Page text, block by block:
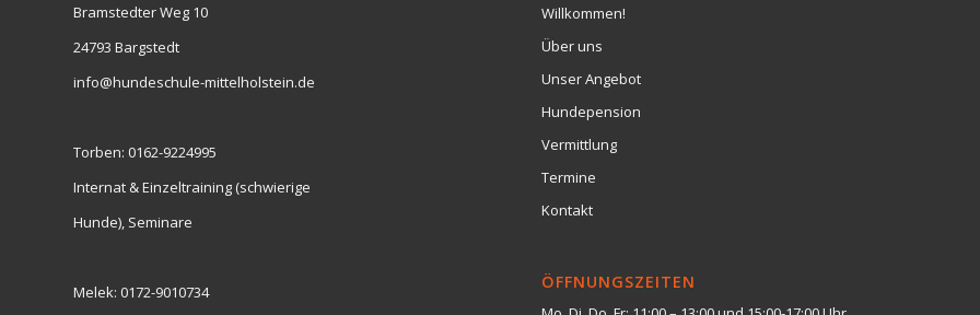
Bramstedter Weg 10
24793 Bargstedt
info@hundeschule-mittelholstein.de
Torben: 0162-9224995
Internat & Einzeltraining (schwierige
Hunde), Seminare
Melek: 0172-9010734
Willkommen!
Über uns
Unser Angebot
Hundepension
Vermittlung
Termine
Kontakt
ÖFFNUNGSZEITEN